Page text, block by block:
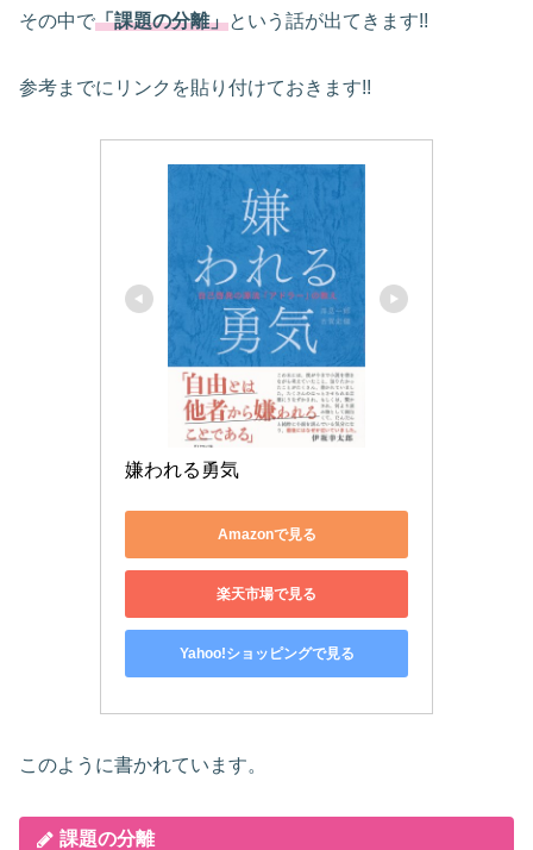
その中で「課題の分離」という話が出てきます!!
参考までにリンクを貼り付けておきます!!
嫌われる勇気
Amazonで見る
楽天市場で見る
Yahoo!ショッピングで見る
このように書かれています。
課題の分離